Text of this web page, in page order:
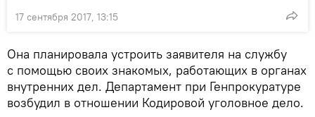
17 сентября 2017, 13:15
Она планировала устроить заявителя на службу
с помощью своих знакомых, работающих в органах
внутренних дел. Департамент при Генпрокуратуре
возбудил в отношении Кодировой уголовное дело.